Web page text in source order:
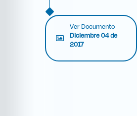
Ver Documento
Diciembre 04 de
2017